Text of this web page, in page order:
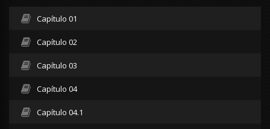
Capítulo 01
Capítulo 02
Capítulo 03
Capítulo 04
Capítulo 04.1